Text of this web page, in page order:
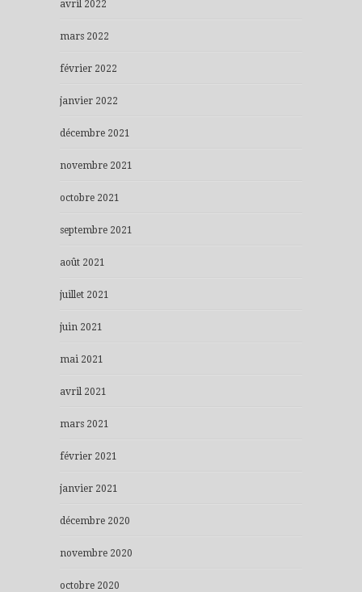
avril 2022
mars 2022
février 2022
janvier 2022
décembre 2021
novembre 2021
octobre 2021
septembre 2021
août 2021
juillet 2021
juin 2021
mai 2021
avril 2021
mars 2021
février 2021
janvier 2021
décembre 2020
novembre 2020
octobre 2020